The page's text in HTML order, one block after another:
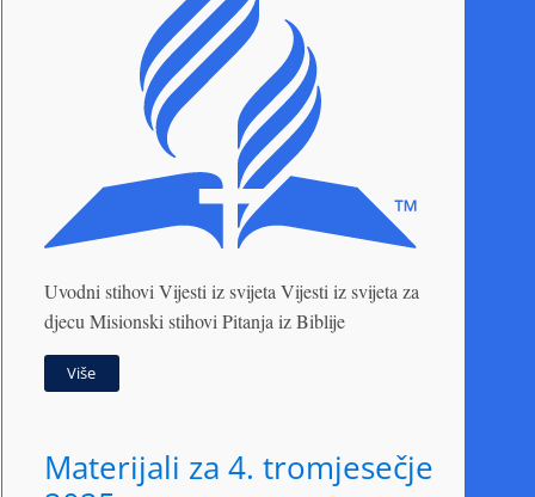
Uvodni stihovi Vijesti iz svijeta Vijesti iz svijeta za
djecu Misionski stihovi Pitanja iz Biblije
Više
Materijali za 4. tromjesečje